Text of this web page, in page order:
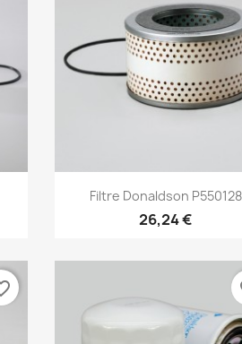
Aperçu rapide
Filtre Donaldson P550128
26,24 €